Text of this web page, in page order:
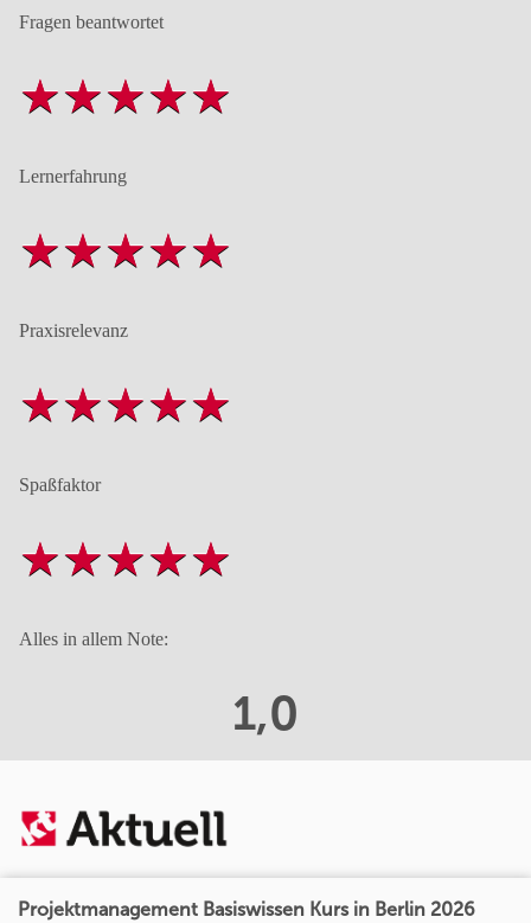
Fragen beantwortet
Lernerfahrung
Praxisrelevanz
Spaßfaktor
Alles in allem Note:
1,0
Projektmanagement Basiswissen Kurs in Berlin 2026